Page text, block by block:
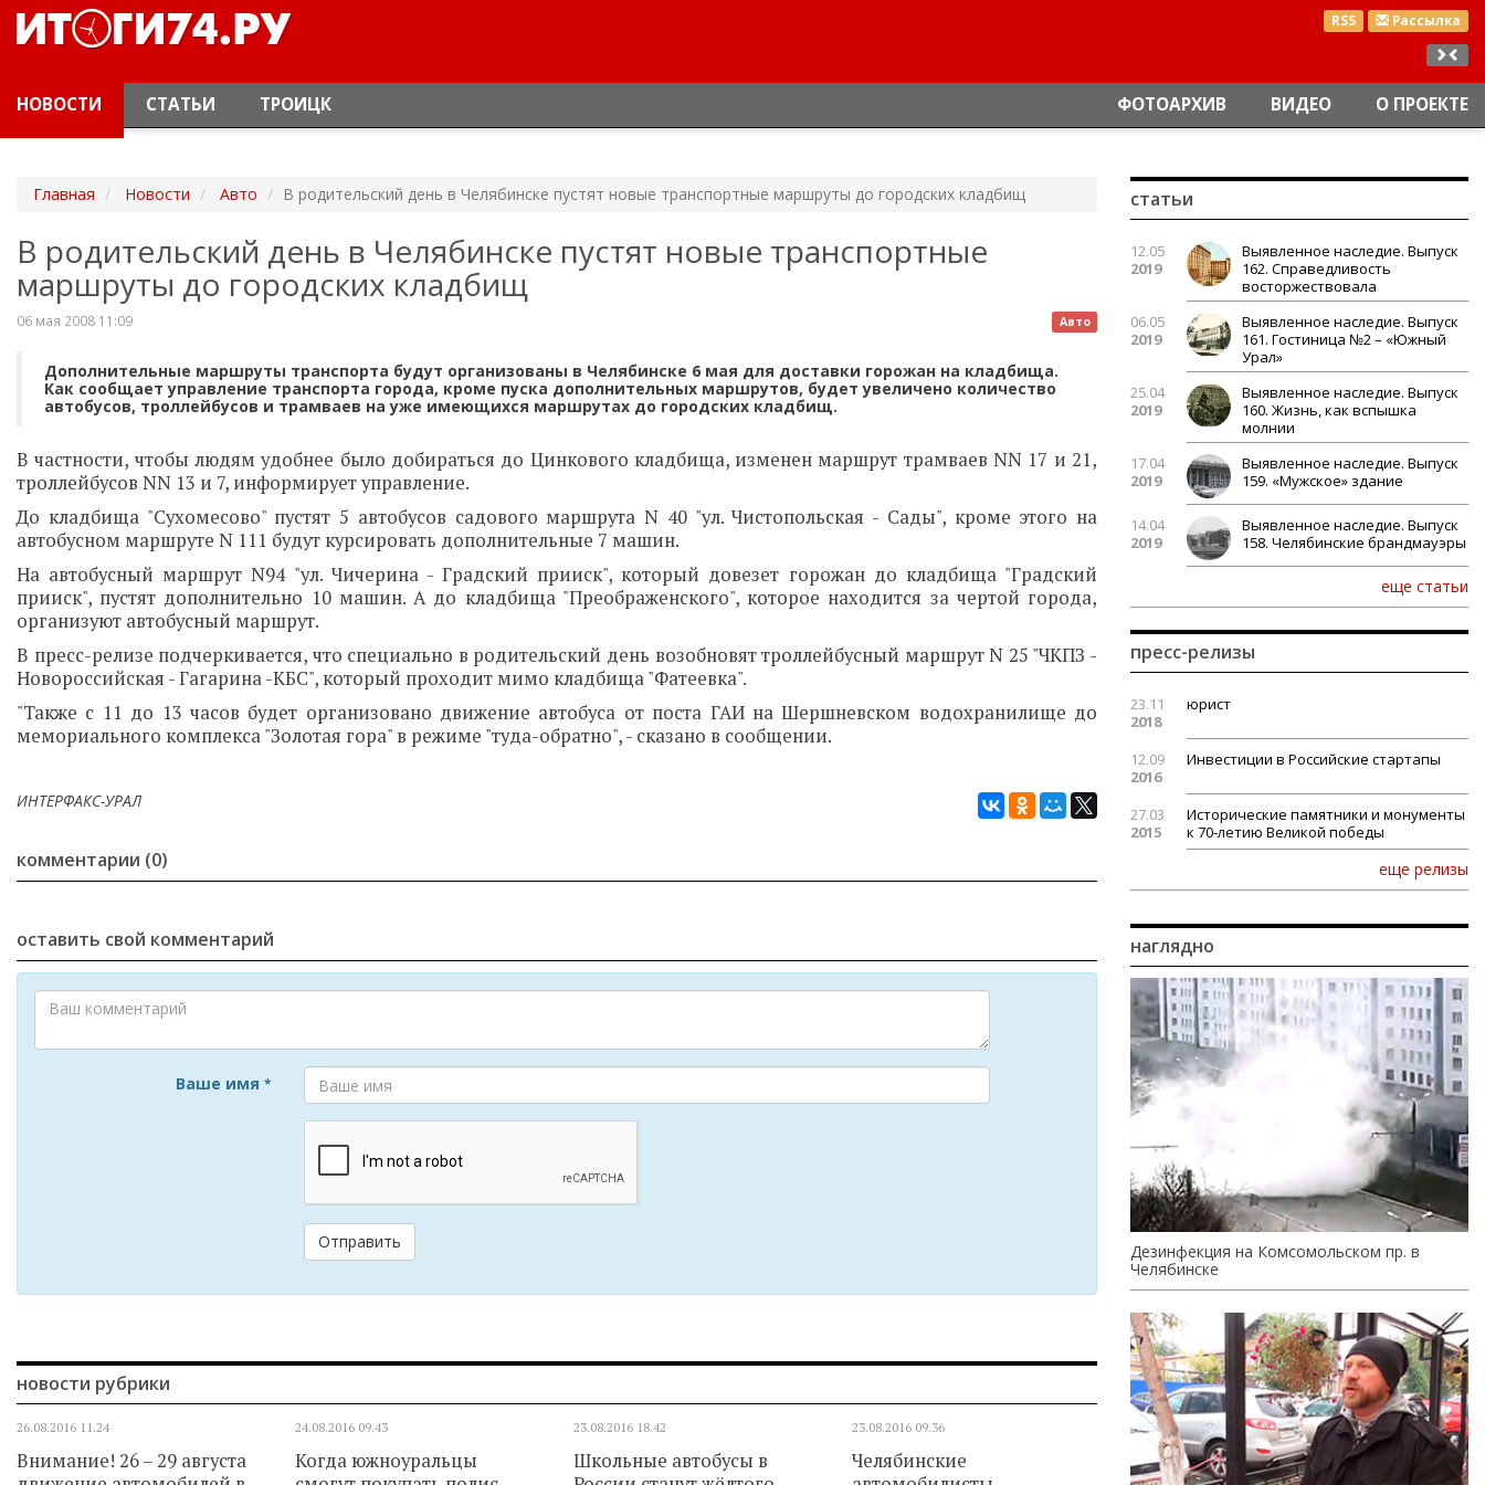
RSS Рассылка
НОВОСТИ СТАТЬИ ТРОИЦК ФОТОАРХИВ ВИДЕО О ПРОЕКТЕ
Главная Новости Авто В родительский день в Челябинске пустят новые транспортные маршруты до городских кладбищ
В родительский день в Челябинске пустят новые транспортные
маршруты до городских кладбищ
Авто
06 мая 2008 11:09
Дополнительные маршруты транспорта будут организованы в Челябинске 6 мая для доставки горожан на кладбища.
Как сообщает управление транспорта города, кроме пуска дополнительных маршрутов, будет увеличено количество
автобусов, троллейбусов и трамваев на уже имеющихся маршрутах до городских кладбищ.
В частности, чтобы людям удобнее было добираться до Цинкового кладбища, изменен маршрут трамваев NN 17 и 21,
троллейбусов NN 13 и 7, информирует управление.
До кладбища "Сухомесово" пустят 5 автобусов садового маршрута N 40 "ул. Чистопольская - Сады", кроме этого на
автобусном маршруте N 111 будут курсировать дополнительные 7 машин.
На автобусный маршрут N94 "ул. Чичерина - Градский прииск", который довезет горожан до кладбища "Градский
прииск", пустят дополнительно 10 машин. А до кладбища "Преображенского", которое находится за чертой города,
организуют автобусный маршрут.
В пресс-релизе подчеркивается, что специально в родительский день возобновят троллейбусный маршрут N 25 "ЧКПЗ -
Новороссийская - Гагарина -КБС", который проходит мимо кладбища "Фатеевка".
"Также с 11 до 13 часов будет организовано движение автобуса от поста ГАИ на Шершневском водохранилище до
мемориального комплекса "Золотая гора" в режиме "туда-обратно", - сказано в сообщении.
ИНТЕРФАКС-УРАЛ
комментарии (0)
оставить свой комментарий
Ваше имя *
Отправить
новости рубрики
26.08.2016 11.24
Внимание! 26 – 29 августа
24.08.2016 09.43
Когда южноуральцы
23.08.2016 18.42
Школьные автобусы в
23.08.2016 09.36
Челябинские
статьи
12.05
2019
Выявленное наследие. Выпуск
162. Справедливость
восторжествовала
06.05
2019
Выявленное наследие. Выпуск
161. Гостиница №2 – «Южный
Урал»
25.04
2019
Выявленное наследие. Выпуск
160. Жизнь, как вспышка
молнии
17.04
2019
Выявленное наследие. Выпуск
159. «Мужское» здание
14.04
2019
Выявленное наследие. Выпуск
158. Челябинские брандмауэры
еще статьи
пресс-релизы
23.11
2018
юрист
12.09
2016
Инвестиции в Российские стартапы
27.03
2015
Исторические памятники и монументы
к 70-летию Великой победы
еще релизы
наглядно
Дезинфекция на Комсомольском пр. в
Челябинске